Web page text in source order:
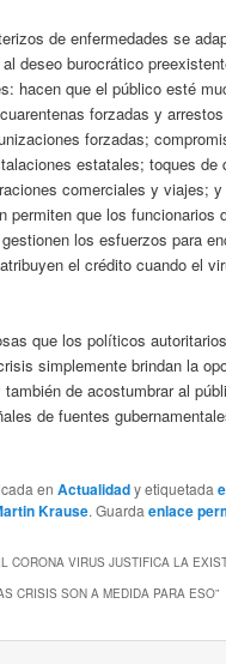
de enfermedades se
deseo burocrático
hacen que el público esté
forzadas y
forzadas;
estatales; toques de
comerciales y viajes;
permiten que los funcionarios
los esfuerzos para
el crédito cuando el
que los políticos
simplemente brindan la
de acostumbrar al
de fuentes
enActualidady etiquetada
Krause. Guardaenlace
CORONA VIRUS JUSTIFICA LA
CRISIS SON A MEDIDA PARA ESO”